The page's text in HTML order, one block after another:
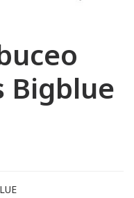
Bigblue